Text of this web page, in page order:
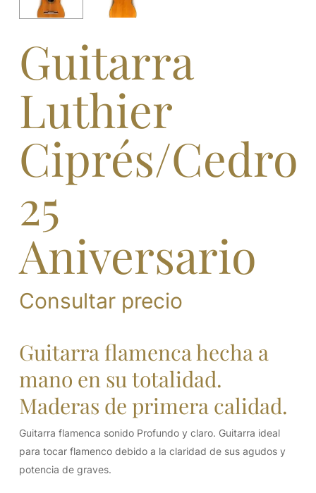
Guitarra
Luthier
Ciprés/Cedro
25
Aniversario
Consultar precio
Guitarra flamenca hecha a
mano en su totalidad.
Maderas de primera calidad.
Guitarra flamenca sonido Profundo y claro. Guitarra ideal
para tocar flamenco debido a la claridad de sus agudos y
potencia de graves.